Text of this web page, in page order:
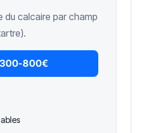
du calcaire par champ
300-800€